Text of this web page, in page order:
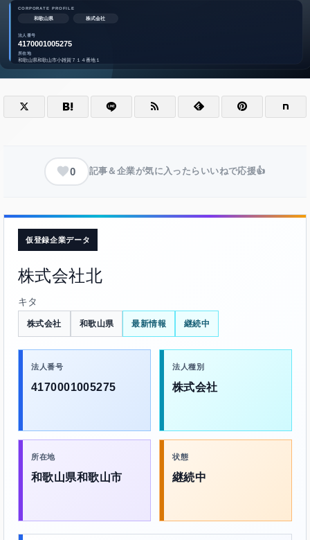
0 記事＆企業が気に入ったらいいねで応援👍
仮登録企業データ
株式会社北
キタ
株式会社 和歌山県 最新情報 継続中
法人番号
4170001005275
法人種別
株式会社
所在地
和歌山県和歌山市
状態
継続中